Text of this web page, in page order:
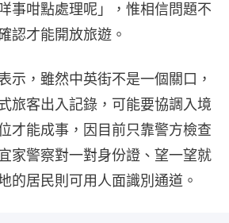
事咁點處理呢」，惟相信問題不
認才能開放旅遊。
示，雖然中英街不是一個關口，
旅客出入記錄，可能要協調入境
才能成事，因目前只靠警方檢查
家警察對一對身份證、望一望就
的居民則可用人面識別通道。